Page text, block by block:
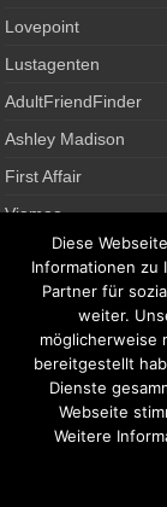
Lovepoint
Lustagenten
AdultFriendFinder
Ashley Madison
First Affair
Viamoo
Single News
Gay Anbieter
gayParship
Gay Elitepartner
Gay.de
Diese
Informationen zu
Partner für
weiter.
möglicherweise
bereitgestellt
Dienste
Webseite
Weitere